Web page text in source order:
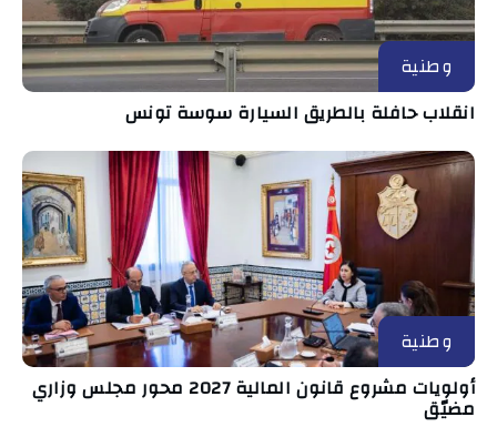
وطنية
انقلاب حافلة بالطريق السيارة سوسة تونس
وطنية
أولويات مشروع قانون المالية 2027 محور مجلس وزاري
مضيّق